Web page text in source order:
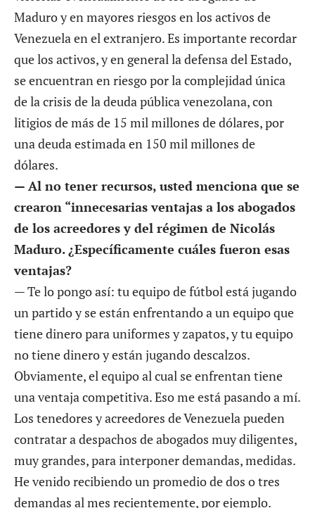
Maduro y en mayores riesgos en los activos de
Venezuela en el extranjero. Es importante recordar
que los activos, y en general la defensa del Estado,
se encuentran en riesgo por la complejidad única
de la crisis de la deuda pública venezolana, con
litigios de más de 15 mil millones de dólares, por
una deuda estimada en 150 mil millones de
dólares.
— Al no tener recursos, usted menciona que se
crearon “innecesarias ventajas a los abogados
de los acreedores y del régimen de Nicolás
Maduro. ¿Específicamente cuáles fueron esas
ventajas?
— Te lo pongo así: tu equipo de fútbol está jugando
un partido y se están enfrentando a un equipo que
tiene dinero para uniformes y zapatos, y tu equipo
no tiene dinero y están jugando descalzos.
Obviamente, el equipo al cual se enfrentan tiene
una ventaja competitiva. Eso me está pasando a mí.
Los tenedores y acreedores de Venezuela pueden
contratar a despachos de abogados muy diligentes,
muy grandes, para interponer demandas, medidas.
He venido recibiendo un promedio de dos o tres
demandas al mes recientemente, por ejemplo.